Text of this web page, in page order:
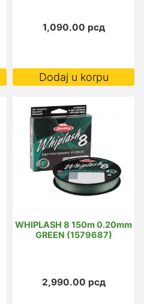
1,090.00 рсд
Dodaj u korpu
WHIPLASH 8 150m 0.20mm
GREEN (1579687)
2,990.00 рсд